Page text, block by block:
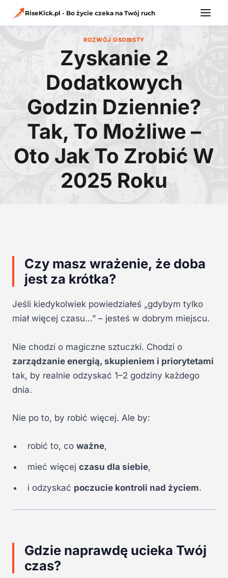
RiseKick.pl - Bo życie czeka na Twój ruch
ROZWÓJ OSOBISTY
Zyskanie 2
Dodatkowych
Godzin Dziennie?
Tak, To Możliwe –
Oto Jak To Zrobić W
2025 Roku
Czy masz wrażenie, że doba
jest za krótka?
Jeśli kiedykolwiek powiedziałeś „gdybym tylko
miał więcej czasu…” – jesteś w dobrym miejscu.
Nie chodzi o magiczne sztuczki. Chodzi o
zarządzanie energią, skupieniem i priorytetami
tak, by realnie odzyskać 1–2 godziny każdego
dnia.
Nie po to, by robić więcej. Ale by:
robić to, co ważne,
mieć więcej czasu dla siebie,
i odzyskać poczucie kontroli nad życiem.
Gdzie naprawdę ucieka Twój
czas?